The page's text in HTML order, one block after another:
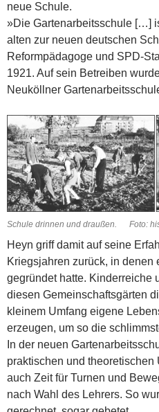
neue Schule.
»Die Gartenarbeitsschule […]
alten zur neuen deutschen
Reformpädagoge und SPD-
1921. Auf sein Betreiben
Neuköllner
Schule drinnen und draußen. Foto:
Heyn griff damit auf seine
Kriegsjahren zurück, in denen
gegründet hatte. Kinderreiche
diesen Gemeinschaftsgärten
kleinem Umfang eigene
erzeugen, um so die
In der neuen
praktischen und
auch Zeit für Turnen und
nach Wahl des Lehrers. So